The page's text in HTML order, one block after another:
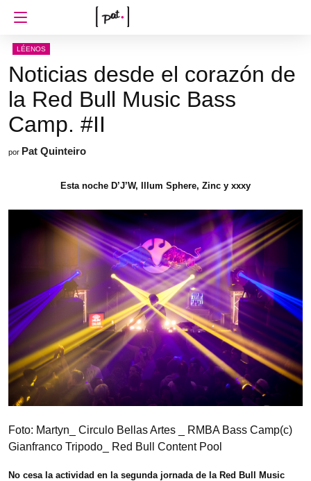
LÉENOS
Noticias desde el corazón de
la Red Bull Music Bass
Camp. #II
por Pat Quinteiro
Esta noche D’J’W, Illum Sphere, Zinc y xxxy
Foto: Martyn_ Circulo Bellas Artes _ RMBA Bass Camp(c)
Gianfranco Tripodo_ Red Bull Content Pool
No cesa la actividad en la segunda jornada de la Red Bull Music